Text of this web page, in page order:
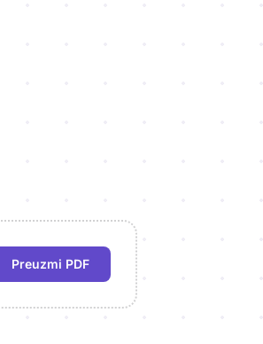
Preuzmi PDF
(potrebna prijava)